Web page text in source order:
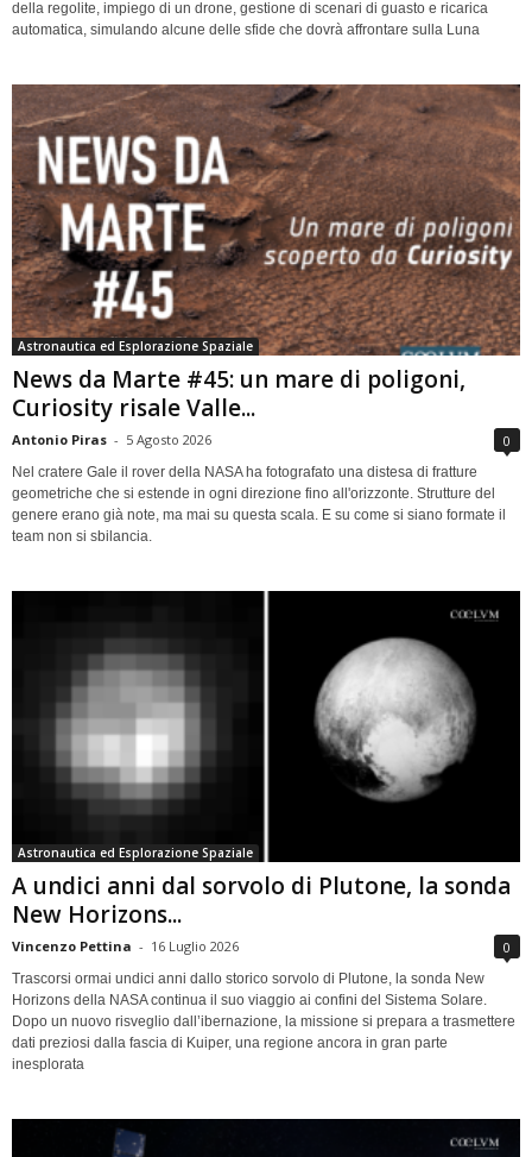
della regolite, impiego di un drone, gestione di scenari di guasto e ricarica
automatica, simulando alcune delle sfide che dovrà affrontare sulla Luna
Astronautica ed Esplorazione Spaziale
News da Marte #45: un mare di poligoni,
Curiosity risale Valle...
Antonio Piras - 5 Agosto 2026 0
Nel cratere Gale il rover della NASA ha fotografato una distesa di fratture
geometriche che si estende in ogni direzione fino all'orizzonte. Strutture del
genere erano già note, ma mai su questa scala. E su come si siano formate il
team non si sbilancia.
Astronautica ed Esplorazione Spaziale
A undici anni dal sorvolo di Plutone, la sonda
New Horizons...
Vincenzo Pettina - 16 Luglio 2026 0
Trascorsi ormai undici anni dallo storico sorvolo di Plutone, la sonda New
Horizons della NASA continua il suo viaggio ai confini del Sistema Solare.
Dopo un nuovo risveglio dall’ibernazione, la missione si prepara a trasmettere
dati preziosi dalla fascia di Kuiper, una regione ancora in gran parte
inesplorata